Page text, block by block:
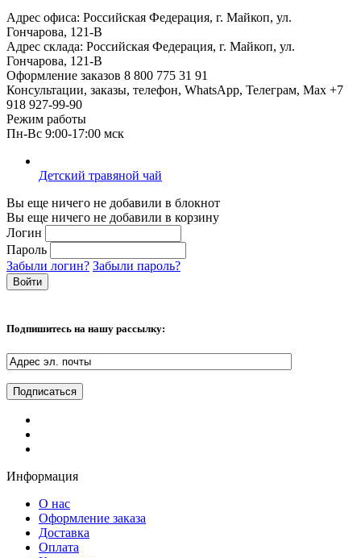
Адрес офиса: Российская Федерация, г. Майкоп, ул.
Гончарова, 121-В
Адрес склада: Российская Федерация, г. Майкоп, ул.
Гончарова, 121-В
Оформление заказов 8 800 775 31 91
Консультации, заказы, телефон, WhatsApp, Телеграм, Мах +7
918 927-99-90
Режим работы
Пн-Вс 9:00-17:00 мск
Детский травяной чай
Вы еще ничего не добавили в блокнот
Вы еще ничего не добавили в корзину
Логин
Пароль
Забыли логин? Забыли пароль?
Подпишитесь на нашу рассылку:
Информация
О нас
Оформление заказа
Доставка
Оплата